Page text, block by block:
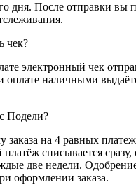
дня. После отправки вы
чек?
электронный чек
оплате наличными
Подели?
заказа на 4 равных
списывается сразу,
две недели.
оформлении заказа.